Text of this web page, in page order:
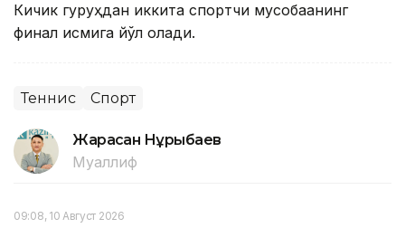
Кичик гуруҳдан иккита спортчи мусобақанинг
финал қисмига йўл олади.
Теннис Спорт
Жарасқан Нұрыбаев
Муаллиф
09:08, 10 Август 2026